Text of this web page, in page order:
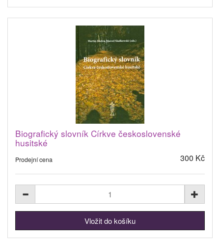
Biografický slovník Církve československé
husitské
Prodejní cena 300 Kč